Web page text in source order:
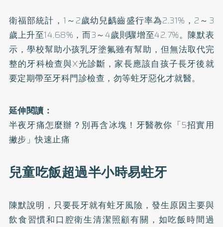
衛福部統計，1～2歲幼兒齲齒盛行率為2.31%，2～3
歲上升至14.68%，而3～4歲則驟增至42.7%。陳默表
示，學校幫助小孩乳牙塗氟雖有幫助，但無法取代完
整的牙科檢查與X光診斷，家長應該自孩子長牙後就
要定期帶至牙科門診檢查，勿等蛀牙惡化才就醫。
延伸閱讀：
半夜牙痛怎麼辦？別再含冰塊！牙醫教你「5招實用
撇步」快速止痛
兒童吃飯超過半小時易蛀牙
陳默說明，只要長牙就有蛀牙風險，發生原因主要與
飲食習慣和口腔衛生清潔照顧有關，如吃飯時間過